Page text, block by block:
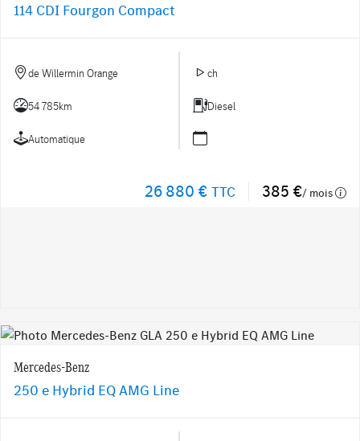
114 CDI Fourgon Compact
de Willermin Orange ch
54 785km Diesel
Automatique
26 880 € TTC 385 €/ mois
Mercedes-Benz
250 e Hybrid EQ AMG Line